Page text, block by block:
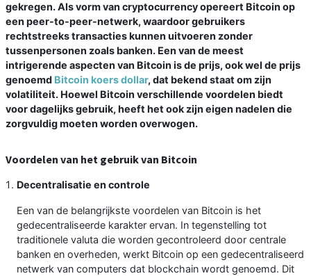
gekregen. Als vorm van cryptocurrency opereert Bitcoin op
een peer-to-peer-netwerk, waardoor gebruikers
rechtstreeks transacties kunnen uitvoeren zonder
tussenpersonen zoals banken. Een van de meest
intrigerende aspecten van Bitcoin is de prijs, ook wel de prijs
genoemd Bitcoin koers dollar, dat bekend staat om zijn
volatiliteit. Hoewel Bitcoin verschillende voordelen biedt
voor dagelijks gebruik, heeft het ook zijn eigen nadelen die
zorgvuldig moeten worden overwogen.
Voordelen van het gebruik van Bitcoin
Decentralisatie en controle
Een van de belangrijkste voordelen van Bitcoin is het
gedecentraliseerde karakter ervan. In tegenstelling tot
traditionele valuta die worden gecontroleerd door centrale
banken en overheden, werkt Bitcoin op een gedecentraliseerd
netwerk van computers dat blockchain wordt genoemd. Dit